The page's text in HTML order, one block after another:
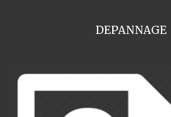
DEPANNAGE